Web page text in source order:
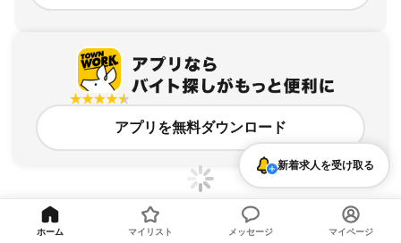
アプリを無料ダウンロード
新着求人を受け取る
ホーム マイリスト メッセージ マイページ